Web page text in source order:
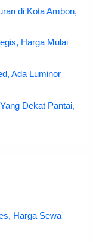
di Kota Ambon,
Harga Mulai
Ada Luminor
Dekat Pantai,
Harga Sewa